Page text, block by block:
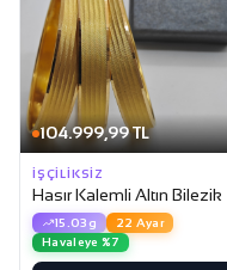
104.999,99 TL
İŞÇILIKSIZ
Hasır Kalemli Altın Bilezik
15.03g
22 Ayar
Havaleye %7